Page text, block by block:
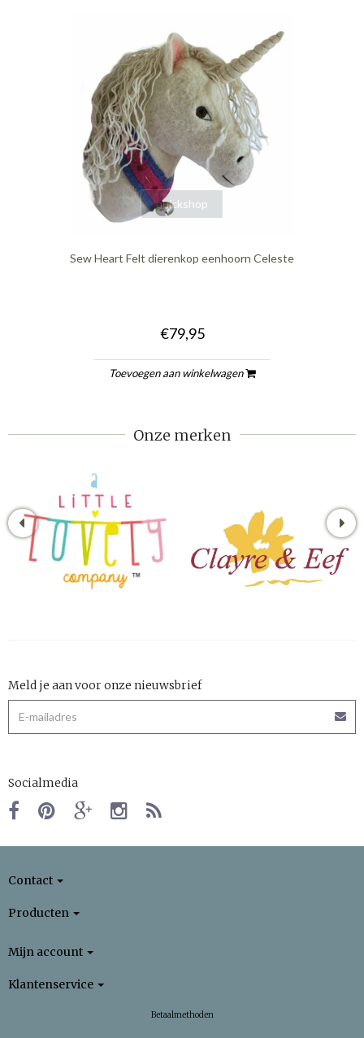
quickshop
Sew Heart Felt dierenkop eenhoorn Celeste
€79,95
Toevoegen aan winkelwagen
Onze merken
Meld je aan voor onze nieuwsbrief
Socialmedia
Contact
Producten
Mijn account
Klantenservice
Betaalmethoden